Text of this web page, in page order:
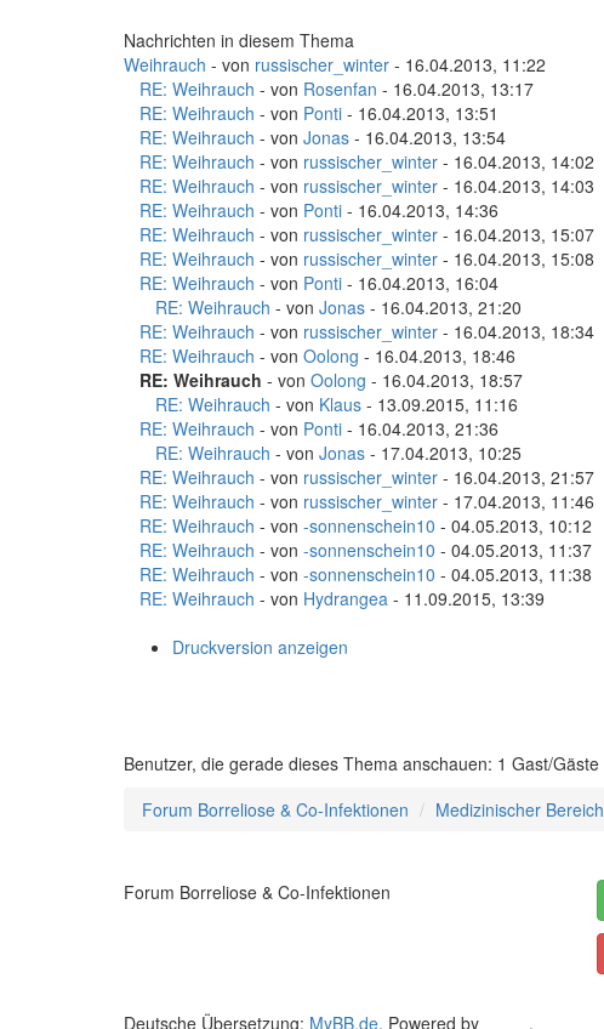
Nachrichten in diesem Thema
Weihrauch - von russischer_winter - 16.04.2013, 11:22
RE: Weihrauch - von Rosenfan - 16.04.2013, 13:17
RE: Weihrauch - von Ponti - 16.04.2013, 13:51
RE: Weihrauch - von Jonas - 16.04.2013, 13:54
RE: Weihrauch - von russischer_winter - 16.04.2013, 14:02
RE: Weihrauch - von russischer_winter - 16.04.2013, 14:03
RE: Weihrauch - von Ponti - 16.04.2013, 14:36
RE: Weihrauch - von russischer_winter - 16.04.2013, 15:07
RE: Weihrauch - von russischer_winter - 16.04.2013, 15:08
RE: Weihrauch - von Ponti - 16.04.2013, 16:04
RE: Weihrauch - von Jonas - 16.04.2013, 21:20
RE: Weihrauch - von russischer_winter - 16.04.2013, 18:34
RE: Weihrauch - von Oolong - 16.04.2013, 18:46
RE: Weihrauch - von Oolong - 16.04.2013, 18:57
RE: Weihrauch - von Klaus - 13.09.2015, 11:16
RE: Weihrauch - von Ponti - 16.04.2013, 21:36
RE: Weihrauch - von Jonas - 17.04.2013, 10:25
RE: Weihrauch - von russischer_winter - 16.04.2013, 21:57
RE: Weihrauch - von russischer_winter - 17.04.2013, 11:46
RE: Weihrauch - von -sonnenschein10 - 04.05.2013, 10:12
RE: Weihrauch - von -sonnenschein10 - 04.05.2013, 11:37
RE: Weihrauch - von -sonnenschein10 - 04.05.2013, 11:38
RE: Weihrauch - von Hydrangea - 11.09.2015, 13:39
Druckversion anzeigen
Benutzer, die gerade dieses Thema anschauen: 1 Gast/Gäste
Forum Borreliose & Co-Infektionen
Medizinischer Bereich
Forum Borreliose & Co-Infektionen
Deutsche Übersetzung: MyBB.de, Powered by .